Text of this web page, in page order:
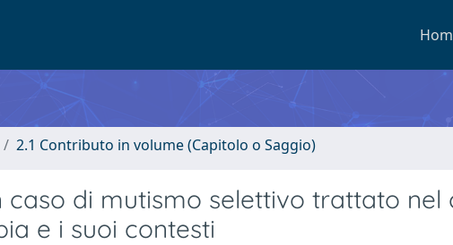
2.1 Contributo in volume (Capitolo o Saggio)
caso di mutismo selettivo trattato nel
e i suoi contesti